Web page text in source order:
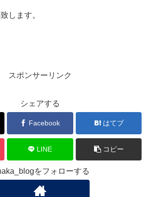
します。
スポンサーリンク
シェアする
Facebook はてブ
LINE コピー
をフォローする